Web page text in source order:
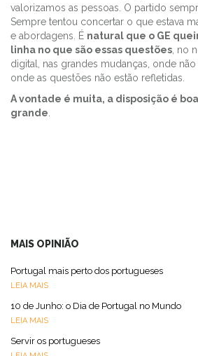
valorizamos as pessoas. O partido
Sempre tentou concertar o que estava
e abordagens. É natural que o GE
linha no que são essas questões , no
digital, nas grandes mudanças, onde não
onde as questões não estão refletidas.
A vontade é muita, a disposição é
grande
MAIS OPINIÃO
Portugal mais perto dos portugueses
LEIA MAIS
10 de Junho: o Dia de Portugal no Mundo
LEIA MAIS
Servir os portugueses